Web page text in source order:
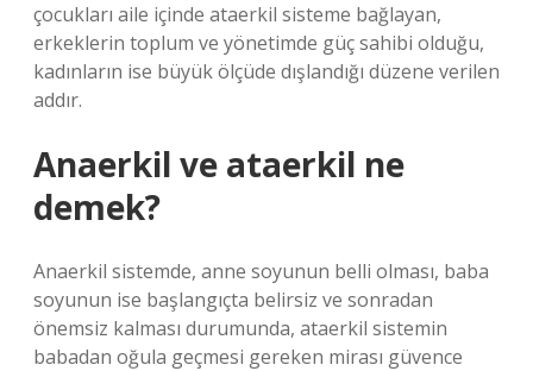
çocukları aile içinde ataerkil sisteme bağlayan,
erkeklerin toplum ve yönetimde güç sahibi olduğu,
kadınların ise büyük ölçüde dışlandığı düzene verilen
addır.
Anaerkil ve ataerkil ne
demek?
Anaerkil sistemde, anne soyunun belli olması, baba
soyunun ise başlangıçta belirsiz ve sonradan
önemsiz kalması durumunda, ataerkil sistemin
babadan oğula geçmesi gereken mirası güvence